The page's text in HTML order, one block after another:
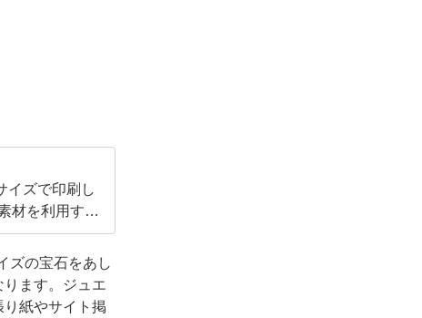
イズで印刷し
材を利用する
ズの宝石をあし
ます。ジュエ
紙やサイト掲